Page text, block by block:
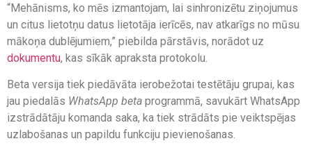
“Mehānisms, ko mēs izmantojam, lai sinhronizētu ziņojumus
un citus lietotņu datus lietotāja ierīcēs, nav atkarīgs no mūsu
mākoņa dublējumiem,” piebilda pārstāvis, norādot uz
dokumentu, kas sīkāk apraksta protokolu.
Beta versija tiek piedāvāta ierobežotai testētāju grupai, kas
jau piedalās WhatsApp beta programmā, savukārt WhatsApp
izstrādātāju komanda saka, ka tiek strādāts pie veiktspējas
uzlabošanas un papildu funkciju pievienošanas.